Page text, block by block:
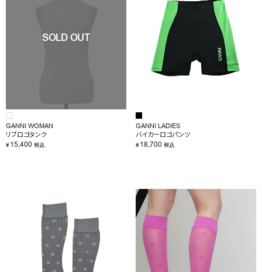
GANNI WOMAN
リブロゴタンク
¥15,400 税込
GANNI LADIES
バイカーロゴパンツ
¥18,700 税込